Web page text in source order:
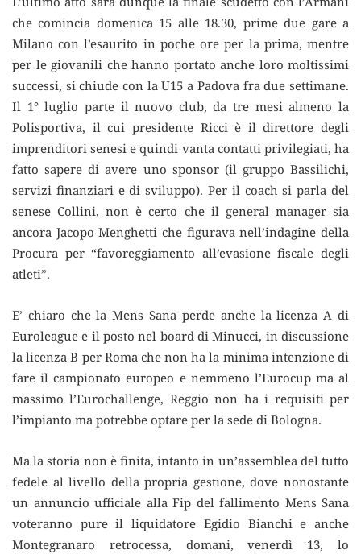
che comincia domenica 15 alle 18.30, prime due gare a
Milano con l’esaurito in poche ore per la prima, mentre
per le giovanili che hanno portato anche loro moltissimi
successi, si chiude con la U15 a Padova fra due settimane.
Il 1° luglio parte il nuovo club, da tre mesi almeno la
Polisportiva, il cui presidente Ricci è il direttore degli
imprenditori senesi e quindi vanta contatti privilegiati, ha
fatto sapere di avere uno sponsor (il gruppo Bassilichi,
servizi finanziari e di sviluppo). Per il coach si parla del
senese Collini, non è certo che il general manager sia
ancora Jacopo Menghetti che figurava nell’indagine della
Procura per “favoreggiamento all’evasione fiscale degli
atleti”.
E’ chiaro che la Mens Sana perde anche la licenza A di
Euroleague e il posto nel board di Minucci, in discussione
la licenza B per Roma che non ha la minima intenzione di
fare il campionato europeo e nemmeno l’Eurocup ma al
massimo l’Eurochallenge, Reggio non ha i requisiti per
l’impianto ma potrebbe optare per la sede di Bologna.
Ma la storia non è finita, intanto in un’assemblea del tutto
fedele al livello della propria gestione, dove nonostante
un annuncio ufficiale alla Fip del fallimento Mens Sana
voteranno pure il liquidatore Egidio Bianchi e anche
Montegranaro retrocessa, domani, venerdì 13, lo